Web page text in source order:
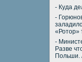
- Куда
-
«Ротοр»
-
Разве
Польши.